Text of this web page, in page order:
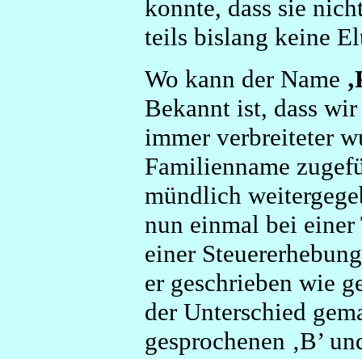
konnte, dass sie
teils bislang keine
Wo kann der Name
Bekannt ist, dass
immer verbreiteter
Familienname
mündlich
nun einmal bei einer
einer
er geschrieben wie
der Unterschied
gesprochenen ‚B’